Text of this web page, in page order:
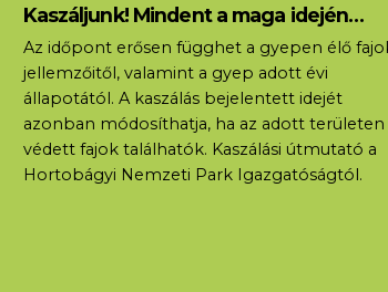
Kaszáljunk! Mindent a maga idején…
Az időpont erősen függhet a gyepen élő
jellemzőitől, valamint a gyep adott évi
állapotától. A kaszálás bejelentett idejét
azonban módosíthatja, ha az adott területen
védett fajok találhatók. Kaszálási útmutató a
Hortobágyi Nemzeti Park Igazgatóságtól.